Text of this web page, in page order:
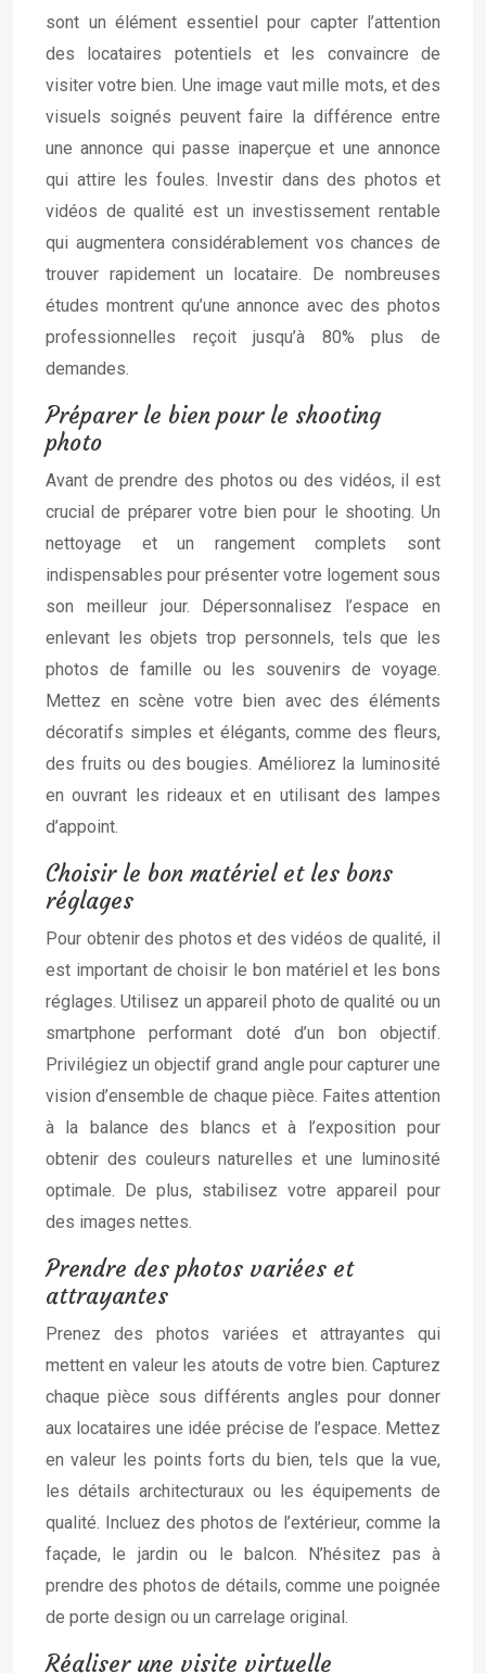
sont un élément essentiel pour capter l’attention
des locataires potentiels et les convaincre de
visiter votre bien. Une image vaut mille mots, et des
visuels soignés peuvent faire la différence entre
une annonce qui passe inaperçue et une annonce
qui attire les foules. Investir dans des photos et
vidéos de qualité est un investissement rentable
qui augmentera considérablement vos chances de
trouver rapidement un locataire. De nombreuses
études montrent qu’une annonce avec des photos
professionnelles reçoit jusqu’à 80% plus de
demandes.
Préparer le bien pour le shooting
photo
Avant de prendre des photos ou des vidéos, il est
crucial de préparer votre bien pour le shooting. Un
nettoyage et un rangement complets sont
indispensables pour présenter votre logement sous
son meilleur jour. Dépersonnalisez l’espace en
enlevant les objets trop personnels, tels que les
photos de famille ou les souvenirs de voyage.
Mettez en scène votre bien avec des éléments
décoratifs simples et élégants, comme des fleurs,
des fruits ou des bougies. Améliorez la luminosité
en ouvrant les rideaux et en utilisant des lampes
d’appoint.
Choisir le bon matériel et les bons
réglages
Pour obtenir des photos et des vidéos de qualité, il
est important de choisir le bon matériel et les bons
réglages. Utilisez un appareil photo de qualité ou un
smartphone performant doté d’un bon objectif.
Privilégiez un objectif grand angle pour capturer une
vision d’ensemble de chaque pièce. Faites attention
à la balance des blancs et à l’exposition pour
obtenir des couleurs naturelles et une luminosité
optimale. De plus, stabilisez votre appareil pour
des images nettes.
Prendre des photos variées et
attrayantes
Prenez des photos variées et attrayantes qui
mettent en valeur les atouts de votre bien. Capturez
chaque pièce sous différents angles pour donner
aux locataires une idée précise de l’espace. Mettez
en valeur les points forts du bien, tels que la vue,
les détails architecturaux ou les équipements de
qualité. Incluez des photos de l’extérieur, comme la
façade, le jardin ou le balcon. N’hésitez pas à
prendre des photos de détails, comme une poignée
de porte design ou un carrelage original.
Réaliser une visite virtuelle